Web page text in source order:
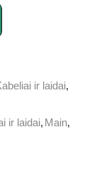
ir laidai,
ir laidai, Main,